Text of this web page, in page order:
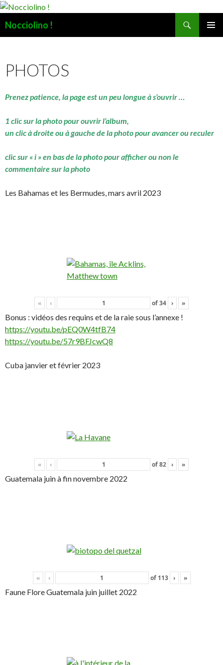
Nocciolino !
PHOTOS
Prenez patience, la page est un peu longue à s’ouvrir …
1 clic sur la photo pour ouvrir l’album,
un clic à droite ou à gauche de la photo pour avancer ou reculer
clic sur « i » en bas de la photo pour afficher ou non le
commentaire sur la photo
Les Bahamas et les Bermudes, mars avril 2023
« ‹ of34 › »
Bonus : vidéos des requins et de la raie sous l’annexe !
https://youtu.be/pEQ0W4tfB74
https://youtu.be/57r9BFJcwQ8
Cuba janvier et février 2023
« ‹ of82 › »
Guatemala juin à fin novembre 2022
« ‹ of 113 › »
Faune Flore Guatemala juin juillet 2022